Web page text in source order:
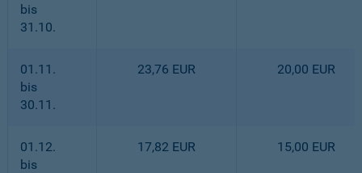
bis
31.10.
01.11.
bis
30.11.
23,76 EUR 20,00 EUR
01.12.
bis
17,82 EUR 15,00 EUR